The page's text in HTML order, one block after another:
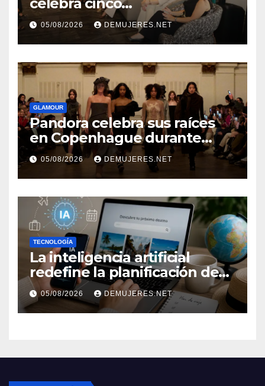
añosimpulsando a las
mujeres a construir su
independencia financiera
05/08/2026 DEMUJERES.NET
GLAMOUR
Pandora celebra sus raíces
en Copenhague durante
Copenhagen Fashion Week a
través de alianzas creativas
05/08/2026 DEMUJERES.NET
TECNOLOGÍA
La inteligencia artificial
redefine la planificación de
viajes: Los huéspedes
centran sus decisiones y
expectativas enfocándose en
05/08/2026 DEMUJERES.NET